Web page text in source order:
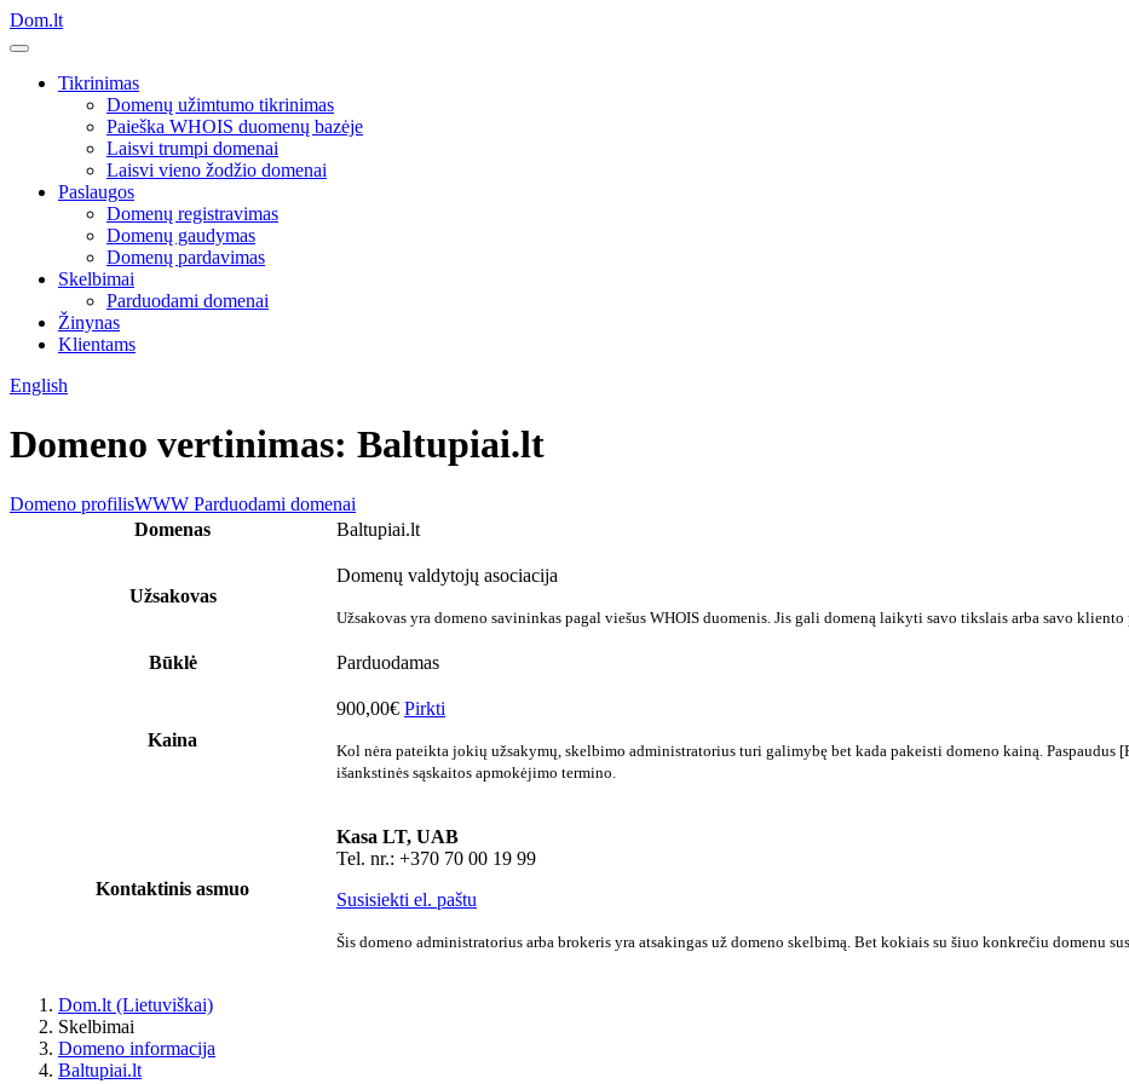
Dom.lt
Tikrinimas
Domenų užimtumo tikrinimas
Paieška WHOIS duomenų bazėje
Laisvi trumpi domenai
Laisvi vieno žodžio domenai
Paslaugos
Domenų registravimas
Domenų gaudymas
Domenų pardavimas
Skelbimai
Parduodami domenai
Žinynas
Klientams
English
Domeno vertinimas: Baltupiai.lt
Domeno profilisWWW Parduodami domenai
Domenas
Baltupiai.lt
Užsakovas
Domenų valdytojų asociacija
Užsakovas yra domeno savininkas pagal viešus WHOIS duomenis. Jis gali domeną laikyti savo tikslais arba savo kliento
Būklė Parduodamas
Kaina
900,00€ Pirkti
Kol nėra pateikta jokių užsakymų, skelbimo administratorius turi galimybę bet kada pakeisti domeno kainą. Paspaudus
išankstinės sąskaitos apmokėjimo termino.
Kontaktinis asmuo
Kasa LT, UAB
Tel. nr.: +370 70 00 19 99
Susisiekti el. paštu
Šis domeno administratorius arba brokeris yra atsakingas už domeno skelbimą. Bet kokiais su šiuo konkrečiu domenu
Dom.lt (Lietuviškai)
Skelbimai
Domeno informacija
Baltupiai.lt